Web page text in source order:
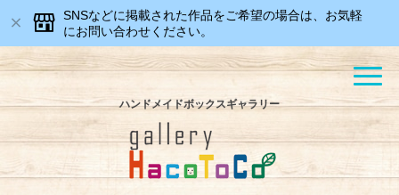
SNSなどに掲載された作品をご希望の場合は、お気軽
にお問い合わせください。
ハンドメイドボックスギャラリー